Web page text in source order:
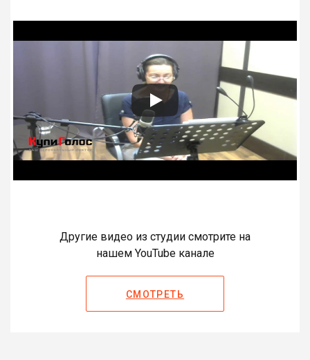
Другие видео из студии смотрите на
нашем YouTube канале
СМОТРЕТЬ